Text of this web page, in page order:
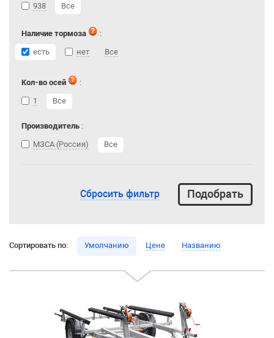
938
Все
Наличие тормоза
:
есть
нет Все
Кол-во осей
:
1
Все
Производитель :
МЗСА (Россия)
Все
Сбросить фильтр
Сортировать по: Умолчанию Цене Названию